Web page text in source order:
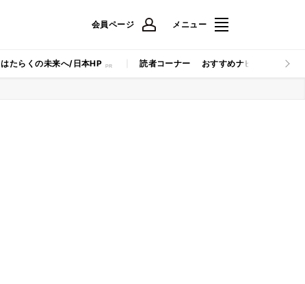
会員ページ メニュー
はたらくの未来へ/日本HP 読者コーナー おすすめナビ マイナビ